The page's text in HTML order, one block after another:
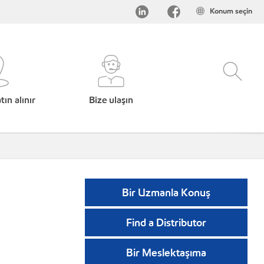
Konum seçin
alınır Bize ulaşın
Bir Uzmanla Konuş
Find a Distributor
Bir Meslektaşıma